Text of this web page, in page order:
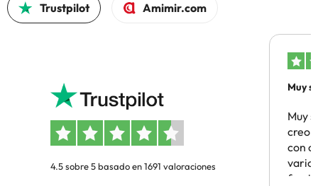
Trustpilot Amimir.com
4.5 sobre 5 basado en 1691 valoraciones
Muy
Muy
creo
con